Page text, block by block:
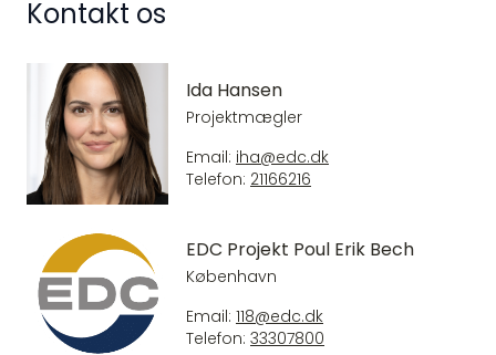
Kontakt os
Ida Hansen
Projektmægler
Email: iha@edc.dk
Telefon: 21166216
EDC Projekt Poul Erik Bech
København
Email: 118@edc.dk
Telefon: 33307800